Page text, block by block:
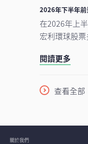
統。隨著行業
現，我們對後
增長強勁、資
使用率仍處
有望延續至
2026年下半年前
在2026年上
宏利環球股
動性。此成果
元分散配置增
在《2026年
闡釋了本基
閱讀更多
查看全部
關於我們